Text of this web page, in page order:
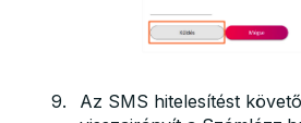
Az SMS hitelesítést